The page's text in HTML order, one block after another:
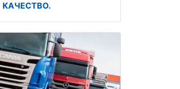
КАЧЕСТВО.